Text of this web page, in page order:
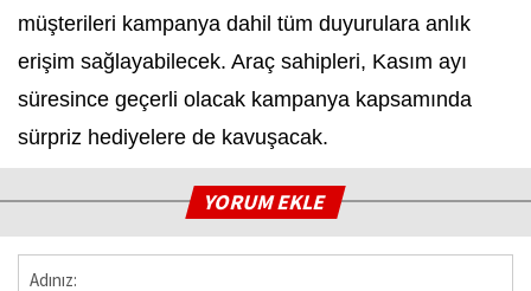
müşterileri kampanya dahil tüm duyurulara anlık
erişim sağlayabilecek. Araç sahipleri, Kasım ayı
süresince geçerli olacak kampanya kapsamında
sürpriz hediyelere de kavuşacak.
YORUM EKLE